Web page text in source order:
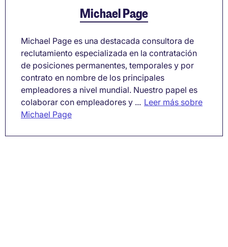
Michael Page
Michael Page es una destacada consultora de
reclutamiento especializada en la contratación
de posiciones permanentes, temporales y por
contrato en nombre de los principales
empleadores a nivel mundial. Nuestro papel es
colaborar con empleadores y ... Leer más sobre
Michael Page